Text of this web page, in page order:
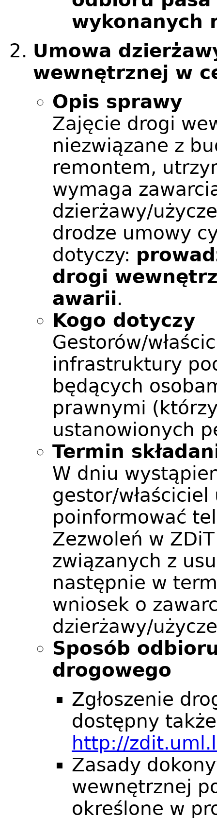
wykonanych
Umowa
wewnętrznej w
Opis sprawy
Zajęcie drogi
niezwiązane z
remontem,
wymaga
dzierżawy/
drodze umowy
dotyczy:
drogi
awarii.
Kogo dotyczy
Gestorów/
infrastruktury
będących
prawnymi
ustanowionych
Termin
W dniu
gestor/
poinformować
Zezwoleń w
związanych z
następnie w
wniosek o
dzierżawy/
Sposób
drogowego
Zgłoszenie
dostępny
http://
Zasady
wewnętrznej
określone w